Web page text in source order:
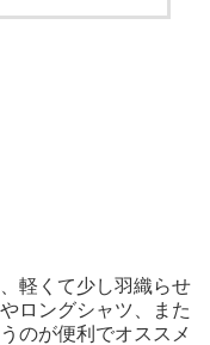
軽くて少し羽織らせ
ロングシャツ、また
のが便利でオススメ